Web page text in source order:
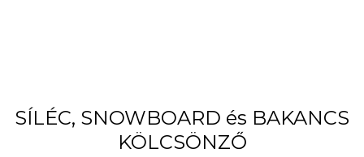
SÍLÉC, SNOWBOARD és BAKANCS
KÖLCSÖNZŐ